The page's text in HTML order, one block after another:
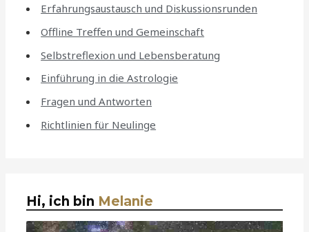
Erfahrungsaustausch und Diskussionsrunden
Offline Treffen und Gemeinschaft
Selbstreflexion und Lebensberatung
Einführung in die Astrologie
Fragen und Antworten
Richtlinien für Neulinge
Hi, ich bin Melanie